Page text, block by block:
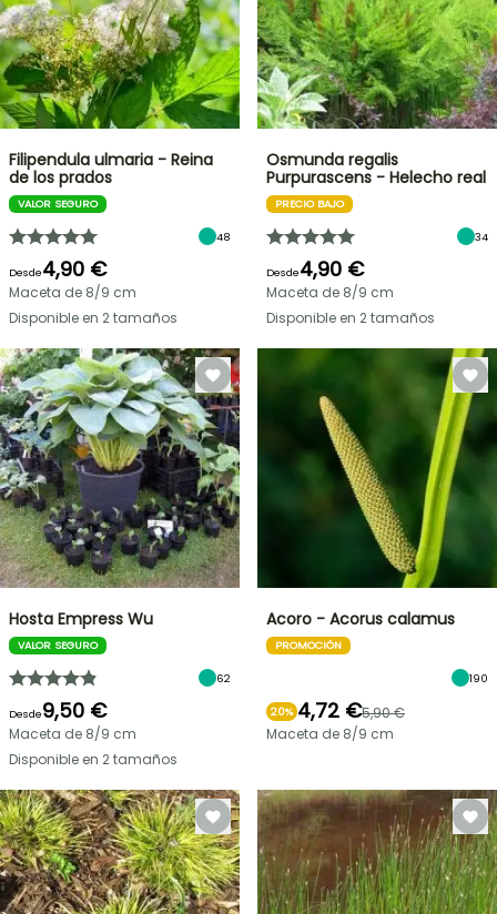
Filipendula ulmaria - Reina
de los prados
VALOR SEGURO
48
Desde4,90 €
Maceta de 8/9 cm
Disponible en 2 tamaños
Osmunda regalis
Purpurascens - Helecho real
PRECIO BAJO
34
Desde4,90 €
Maceta de 8/9 cm
Disponible en 2 tamaños
Hosta Empress Wu
VALOR SEGURO
62
Desde9,50 €
Maceta de 8/9 cm
Disponible en 2 tamaños
Acoro - Acorus calamus
PROMOCIÓN
190
20% 4,72 €5,90 €
Maceta de 8/9 cm